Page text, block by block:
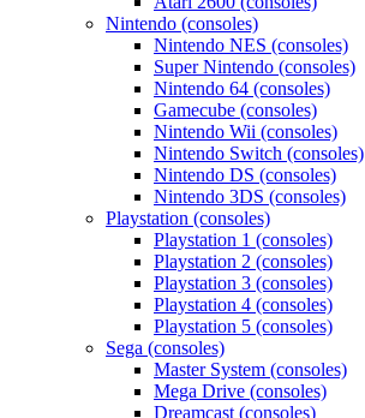
Nintendo (consoles)
Nintendo NES (consoles)
Super Nintendo (consoles)
Nintendo 64 (consoles)
Gamecube (consoles)
Nintendo Wii (consoles)
Nintendo Switch (consoles)
Nintendo DS (consoles)
Nintendo 3DS (consoles)
Playstation (consoles)
Playstation 1 (consoles)
Playstation 2 (consoles)
Playstation 3 (consoles)
Playstation 4 (consoles)
Playstation 5 (consoles)
Sega (consoles)
Master System (consoles)
Mega Drive (consoles)
Dreamcast (consoles)